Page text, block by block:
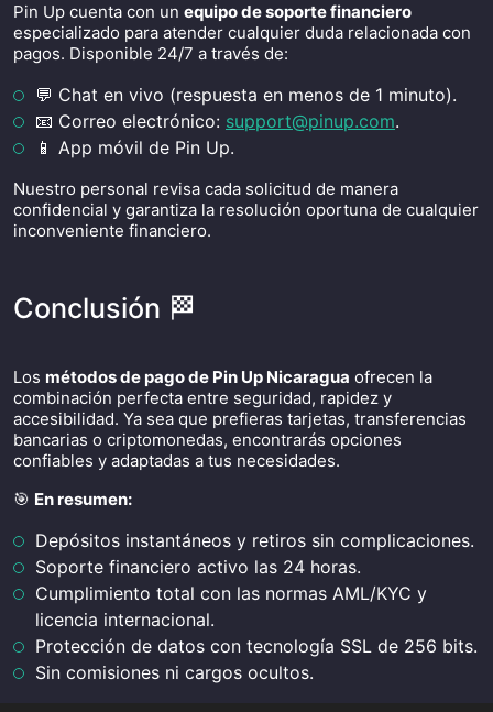
Pin Up cuenta con un equipo de soporte financiero
especializado para atender cualquier duda relacionada con
pagos. Disponible 24/7 a través de:
💬 Chat en vivo (respuesta en menos de 1 minuto).
📧 Correo electrónico: support@pinup.com.
📱 App móvil de Pin Up.
Nuestro personal revisa cada solicitud de manera
confidencial y garantiza la resolución oportuna de cualquier
inconveniente financiero.
Conclusión 🏁
Los métodos de pago de Pin Up Nicaragua ofrecen la
combinación perfecta entre seguridad, rapidez y
accesibilidad. Ya sea que prefieras tarjetas, transferencias
bancarias o criptomonedas, encontrarás opciones
confiables y adaptadas a tus necesidades.
🎯 En resumen:
Depósitos instantáneos y retiros sin complicaciones.
Soporte financiero activo las 24 horas.
Cumplimiento total con las normas AML/KYC y
licencia internacional.
Protección de datos con tecnología SSL de 256 bits.
Sin comisiones ni cargos ocultos.